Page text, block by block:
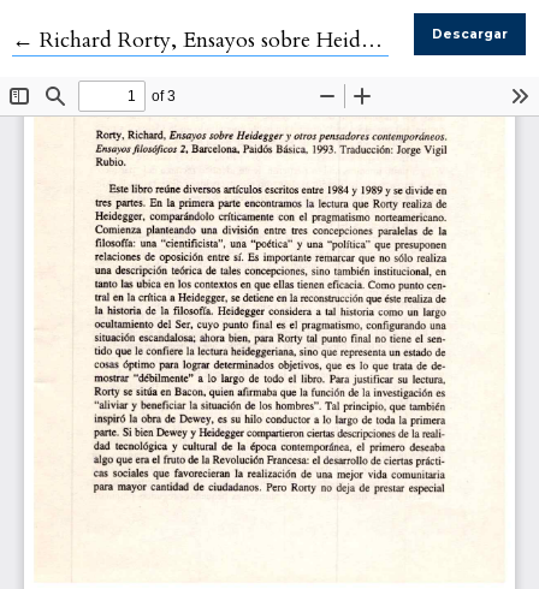
← Volver a los detalles del artículo
Richard Rorty, Ensayos sobre Heidegger y otros pensadores contemporáneos. Ensayos filosóficos 2, Barcelona, Paidós Básica, 1993. Descargar